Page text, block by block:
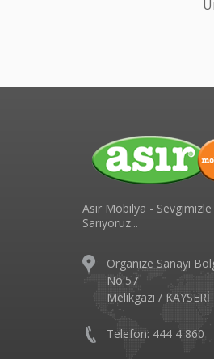
Asır Mobilya - Sevgimizle
Sarıyoruz...
Organize Sanayi
No:57
Melikgazi / KAYSERİ
Telefon: 444 4 860